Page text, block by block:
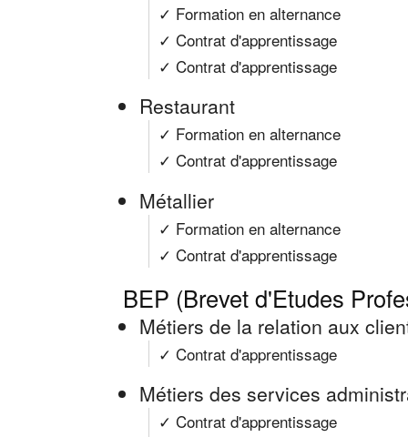
✓ Formation en alternance
✓ Contrat d'apprentissage
✓ Contrat d'apprentissage
Restaurant
✓ Formation en alternance
✓ Contrat d'apprentissage
Métallier
✓ Formation en alternance
✓ Contrat d'apprentissage
BEP (Brevet d'Etudes
Métiers de la relation aux
✓ Contrat d'apprentissage
Métiers des services
✓ Contrat d'apprentissage